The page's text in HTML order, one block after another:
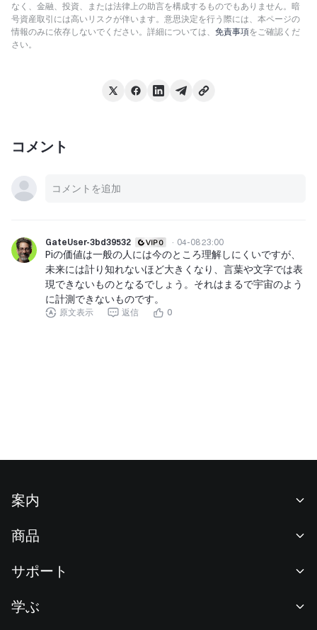
なく、金融、投資、または法律上の助言を構成するものでもありません。暗
号資産取引には高いリスクが伴います。意思決定を行う際には、本ページの
情報のみに依存しないでください。詳細については、 免責事項をご確認くだ
さい。
コメント
GateUser-3bd39532 · 04-08 23:00
Piの価値は一般の人には今のところ理解しにくいですが、
未来には計り知れないほど大きくなり、言葉や文字では表
現できないものとなるでしょう。それはまるで宇宙のよう
に計測できないものです。
原文表示 返信 0
案内
ニュースルーム
F1 Oracle Red Bull Racing 公式スポンサー
商品
現物取引
サポート
学ぶ